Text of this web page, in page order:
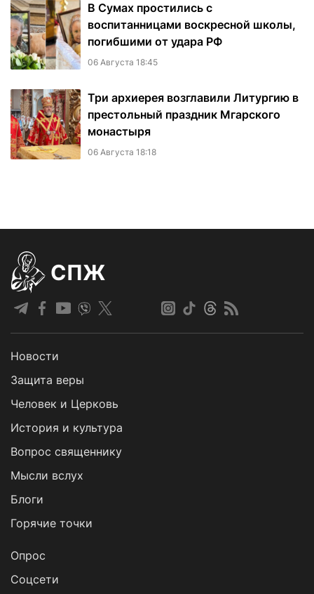
В Сумах простились с
воспитанницами воскресной школы,
погибшими от удара РФ
06 Августа 18:45
Три архиерея возглавили Литургию в
престольный праздник Мгарского
монастыря
06 Августа 18:18
СПЖ
Новости
Защита веры
Человек и Церковь
История и культура
Вопрос священнику
Мысли вслух
Блоги
Горячие точки
Опрос
Cоцсети